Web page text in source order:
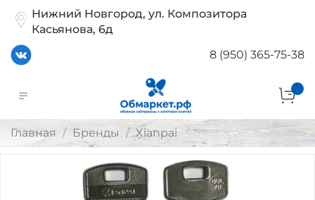
Нижний Новгород, ул. Композитора
Касьянова, 6д
8 (950) 365-75-38
Главная Бренды Xianpai